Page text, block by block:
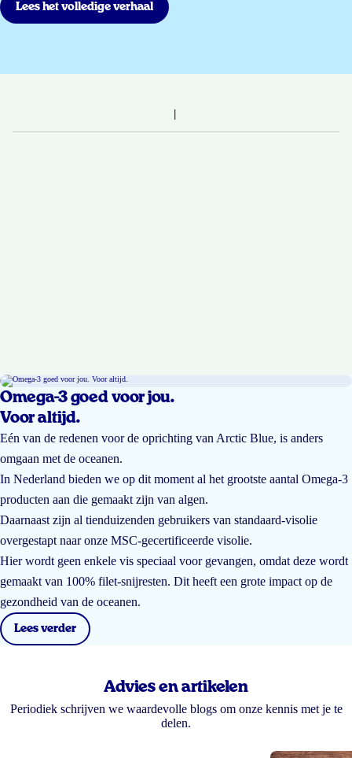
Lees het volledige verhaal
Omega-3 goed voor jou.
Voor altijd.
Eén van de redenen voor de oprichting van Arctic Blue, is anders
omgaan met de oceanen.
In Nederland bieden we op dit moment al het grootste aantal Omega-3
producten aan die gemaakt zijn van algen.
Daarnaast zijn al tienduizenden gebruikers van standaard-visolie
overgestapt naar onze MSC-gecertificeerde visolie.
Hier wordt geen enkele vis speciaal voor gevangen, omdat deze wordt
gemaakt van 100% filet-snijresten. Dit heeft een grote impact op de
gezondheid van de oceanen.
Lees verder
Advies en artikelen
Periodiek schrijven we waardevolle blogs om onze kennis met je te
delen.